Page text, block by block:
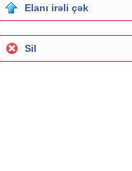
Elanı irəli çək
Sil